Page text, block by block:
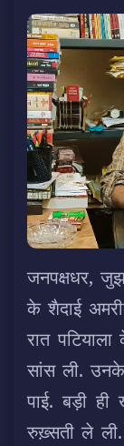
जनपक्षधर,
के शैदाई
रात
सांस ली.
पाई. बड़ी ही
रुख़्सती ले